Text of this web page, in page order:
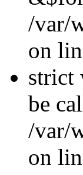
/var/
on
strict
be
/var/
on